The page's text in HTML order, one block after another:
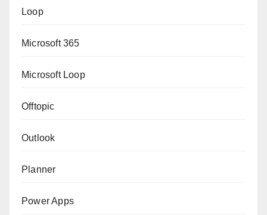
Loop
Microsoft 365
Microsoft Loop
Offtopic
Outlook
Planner
Power Apps